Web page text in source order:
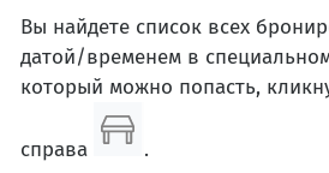
Вы найдете список всех
датой/временем в
который можно попасть,
справа
.